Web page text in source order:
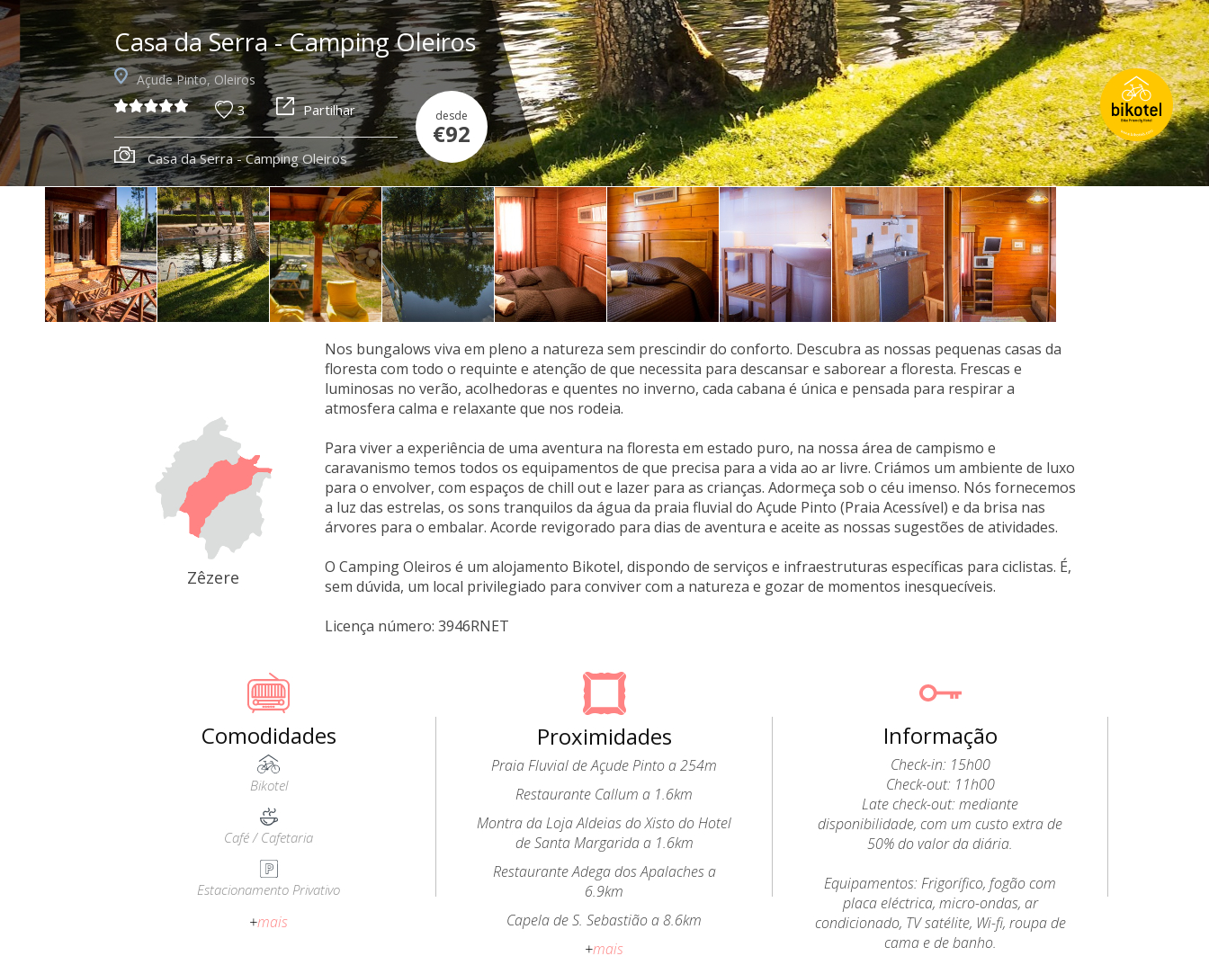
Casa da Serra - Camping Oleiros
Açude Pinto, Oleiros
3 Partilhar desde
€92
Camping Oleiros
Zêzere
Nos bungalows viva em pleno a natureza sem prescindir do conforto. Descubra as nossas pequenas casas da
floresta com todo o requinte e atenção de que necessita para descansar e saborear a floresta. Frescas e
luminosas no verão, acolhedoras e quentes no inverno, cada cabana é única e pensada para respirar a
atmosfera calma e relaxante que nos rodeia.
Para viver a experiência de uma aventura na floresta em estado puro, na nossa área de campismo e
caravanismo temos todos os equipamentos de que precisa para a vida ao ar livre. Criámos um ambiente de luxo
para o envolver, com espaços de chill out e lazer para as crianças. Adormeça sob o céu imenso. Nós fornecemos
a luz das estrelas, os sons tranquilos da água da praia fluvial do Açude Pinto (Praia Acessível) e da brisa nas
árvores para o embalar. Acorde revigorado para dias de aventura e aceite as nossas sugestões de atividades.
O Camping Oleiros é um alojamento Bikotel, dispondo de serviços e infraestruturas específicas para ciclistas. É,
sem dúvida, um local privilegiado para conviver com a natureza e gozar de momentos inesquecíveis.
Licença número: 3946RNET
Comodidades
Bikotel
Café / Cafetaria
Estacionamento Privativo
+mais
Proximidades
Praia Fluvial de Açude Pinto a 254m
Restaurante Callum a 1.6km
Montra da Loja Aldeias do Xisto do Hotel
de Santa Margarida a 1.6km
Restaurante Adega dos Apalaches a
6.9km
Capela de S. Sebastião a 8.6km
+mais
Informação
Check-in: 15h00
Check-out: 11h00
Late check-out: mediante
disponibilidade, com um custo extra de
50% do valor da diária.
Equipamentos: Frigorífico, fogão com
placa eléctrica, micro-ondas, ar
condicionado, TV satélite, Wi-fi, roupa de
cama e de banho.